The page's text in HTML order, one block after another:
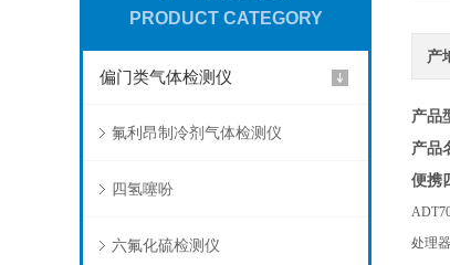
PRODUCT CATEGORY
偏门类气体检测仪
氟利昂制冷剂气体检测仪
四氢噻吩
六氟化硫检测仪
产
产品
产品
便携
处理